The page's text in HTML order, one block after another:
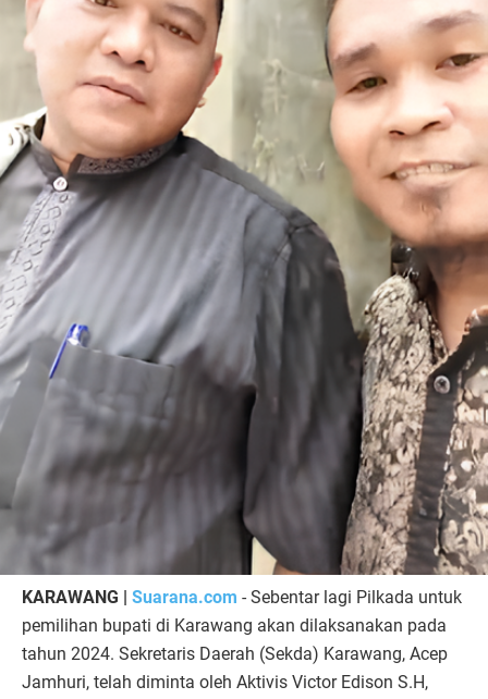
KARAWANG | Suarana.com - Sebentar lagi Pilkada untuk
pemilihan bupati di Karawang akan dilaksanakan pada
tahun 2024. Sekretaris Daerah (Sekda) Karawang, Acep
Jamhuri, telah diminta oleh Aktivis Victor Edison S.H,